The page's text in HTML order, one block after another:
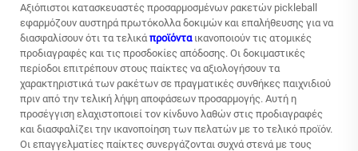
Αξιόπιστοι κατασκευαστές προσαρμοσμένων ρακετών pickleball
εφαρμόζουν αυστηρά πρωτόκολλα δοκιμών και επαλήθευσης για να
διασφαλίσουν ότι τα τελικά προϊόντα ικανοποιούν τις ατομικές
προδιαγραφές και τις προσδοκίες απόδοσης. Οι δοκιμαστικές
περίοδοι επιτρέπουν στους παίκτες να αξιολογήσουν τα
χαρακτηριστικά των ρακέτων σε πραγματικές συνθήκες παιχνιδιού
πριν από την τελική λήψη αποφάσεων προσαρμογής. Αυτή η
προσέγγιση ελαχιστοποιεί τον κίνδυνο λαθών στις προδιαγραφές
και διασφαλίζει την ικανοποίηση των πελατών με το τελικό προϊόν.
Οι επαγγελματίες παίκτες συνεργάζονται συχνά στενά με τους